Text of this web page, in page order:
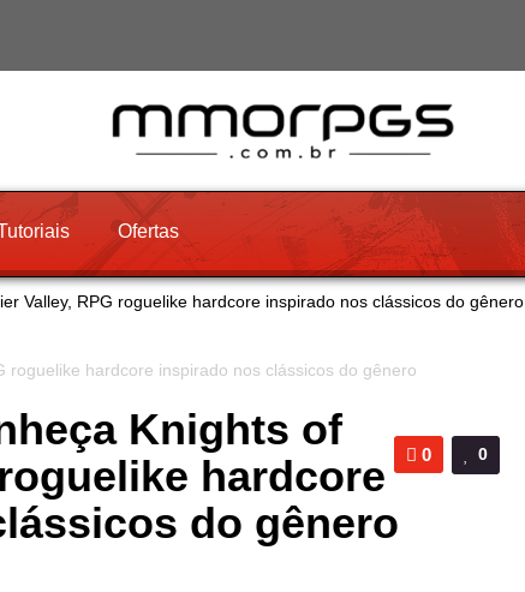
Ofertas
Valley, RPG roguelike hardcore inspirado nos clássicos do gênero
0
0
Knights of
hardcore
do gênero